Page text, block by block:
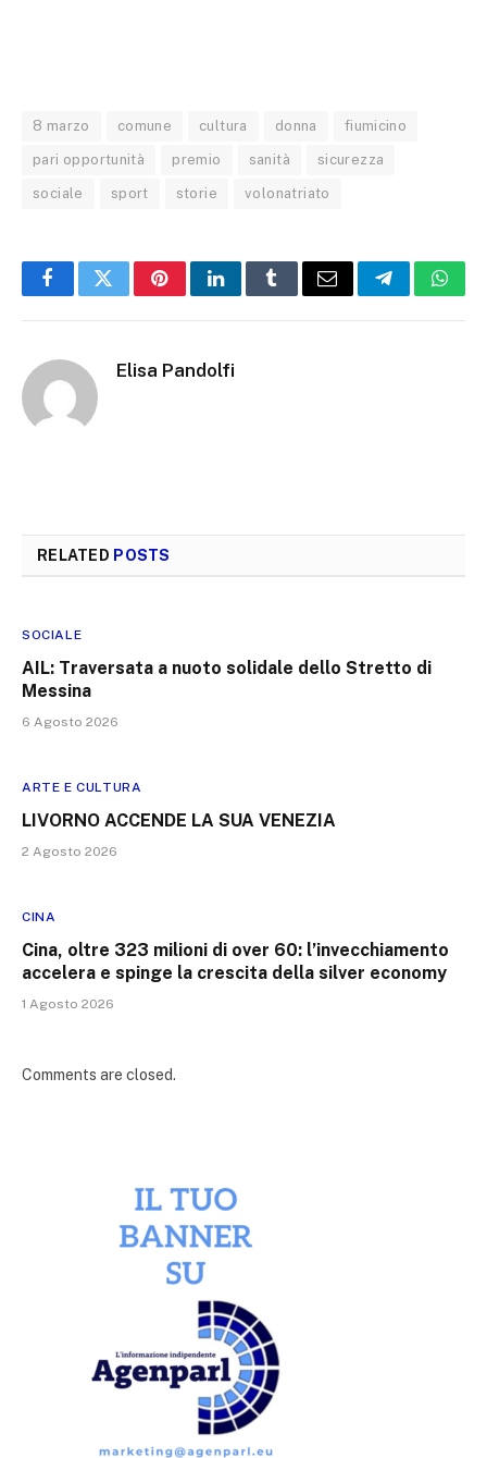
8 marzo comune cultura donna fiumicino
pari opportunità premio sanità sicurezza
sociale sport storie volonatriato
FacebookTwitterPinterestLinkedInTumblrEmail Telegram
Elisa Pandolfi
RELATED POSTS
SOCIALE
AIL: Traversata a nuoto solidale dello Stretto di
Messina
6 Agosto 2026
ARTE E CULTURA
LIVORNO ACCENDE LA SUA VENEZIA
2 Agosto 2026
CINA
Cina, oltre 323 milioni di over 60: l’invecchiamento
accelera e spinge la crescita della silver economy
1 Agosto 2026
Comments are closed.